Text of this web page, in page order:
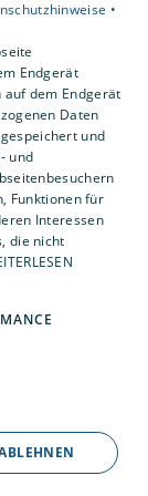
•
Endgerät
dem Endgerät
Daten
und
und
Funktionen für
Interessen
die nicht